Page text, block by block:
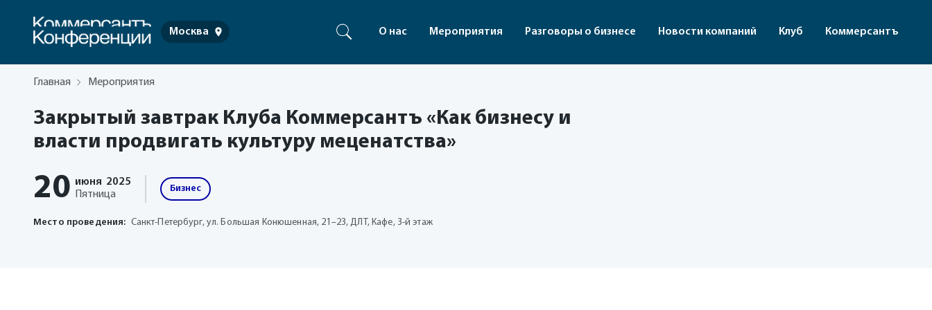
Москва О нас Мероприятия Разговоры о бизнесе Новости компаний Клуб Коммерсантъ
Главная Мероприятия
Закрытый завтрак Клуба Коммерсантъ «Как бизнесу и
власти продвигать культуру меценатства»
20 июня 2025
Пятница
Бизнес
Место проведения: Санкт-Петербург, ул. Большая Конюшенная, 21–23, ДЛТ, Кафе, 3-й этаж